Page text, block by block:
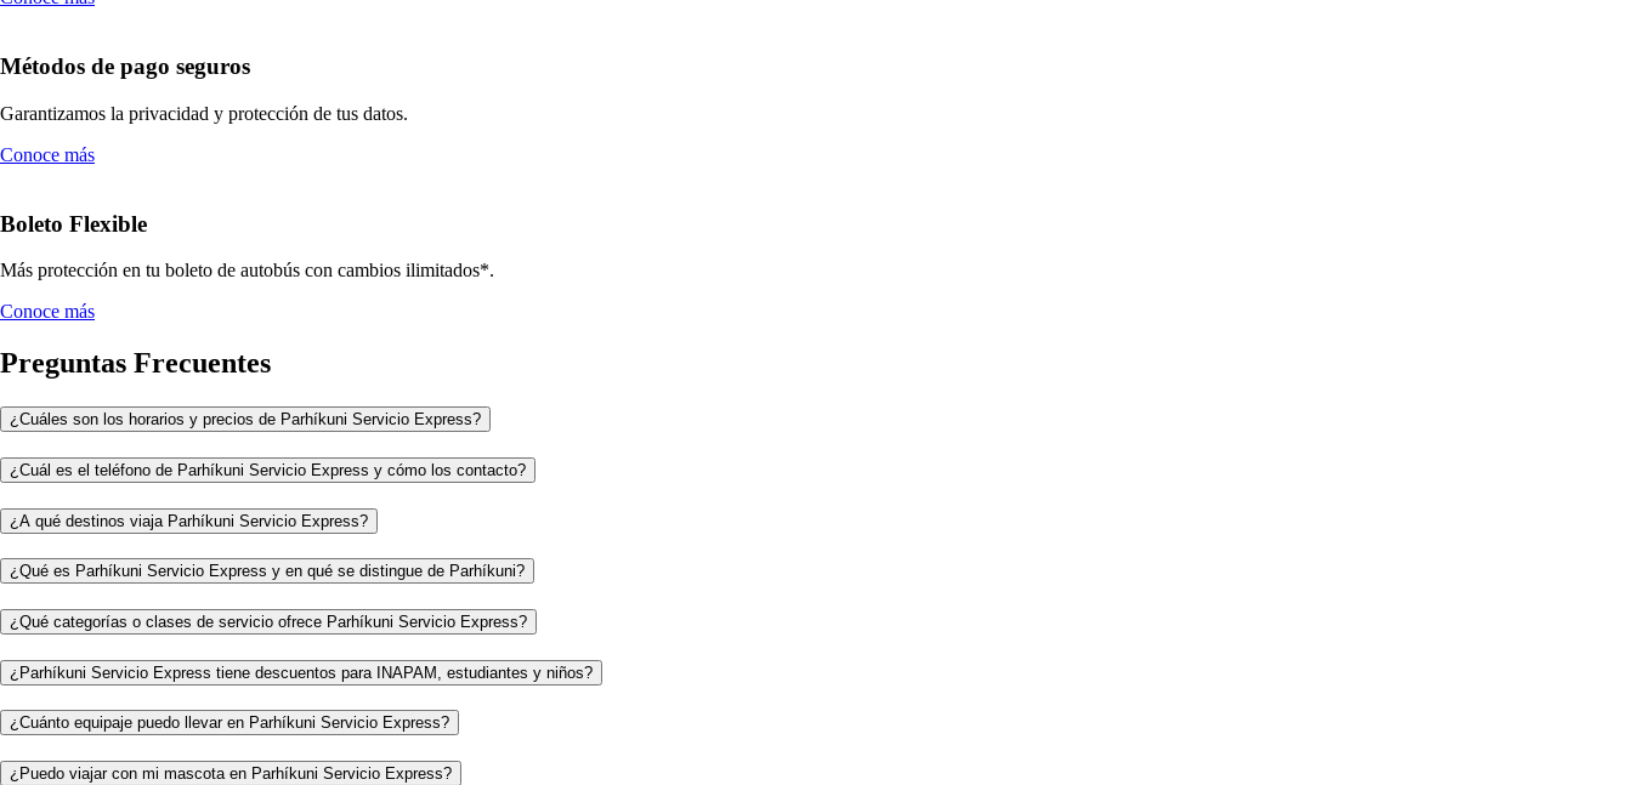
Métodos de pago seguros
Garantizamos la privacidad y protección de tus datos.
Conoce más
Boleto Flexible
Más protección en tu boleto de autobús con cambios ilimitados*.
Conoce más
Preguntas Frecuentes
¿Cuáles son los horarios y precios de Parhíkuni Servicio Express?
¿Cuál es el teléfono de Parhíkuni Servicio Express y cómo los contacto?
¿A qué destinos viaja Parhíkuni Servicio Express?
¿Qué es Parhíkuni Servicio Express y en qué se distingue de Parhíkuni?
¿Qué categorías o clases de servicio ofrece Parhíkuni Servicio Express?
¿Parhíkuni Servicio Express tiene descuentos para INAPAM, estudiantes y niños?
¿Cuánto equipaje puedo llevar en Parhíkuni Servicio Express?
¿Puedo viajar con mi mascota en Parhíkuni Servicio Express?